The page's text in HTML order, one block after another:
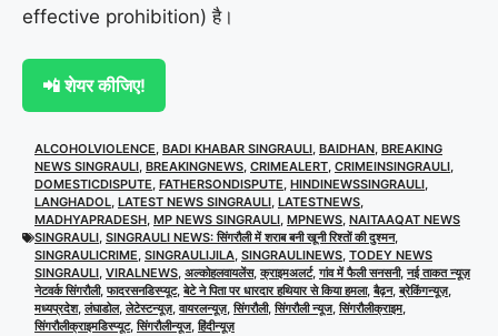
effective prohibition) है।
📲 शेयर कीजिए!
ALCOHOLVIOLENCE, BADI KHABAR SINGRAULI, BAIDHAN, BREAKING
NEWS SINGRAULI, BREAKINGNEWS, CRIMEALERT, CRIMEINSINGRAULI,
DOMESTICDISPUTE, FATHERSONDISPUTE, HINDINEWSSINGRAULI,
LANGHADOL, LATEST NEWS SINGRAULI, LATESTNEWS,
MADHYAPRADESH, MP NEWS SINGRAULI, MPNEWS, NAITAAQAT NEWS
SINGRAULI, SINGRAULI NEWS: सिंगरौली में शराब बनी खूनी रिश्तों की दुश्मन,
SINGRAULICRIME, SINGRAULIJILA, SINGRAULINEWS, TODEY NEWS
SINGRAULI, VIRALNEWS, अल्कोहलवायलेंस,क्राइमअलर्ट,गांव में फैली सनसनी,नई ताकत न्यूज़
नेटवर्क सिंगरौली,फादरसनडिस्प्यूट,बेटे ने पिता पर धारदार हथियार से किया हमला,बैढ़न,ब्रेकिंगन्यूज़,
मध्यप्रदेश,लंघाडोल,लेटेस्टन्यूज़,वायरलन्यूज़,सिंगरौली,सिंगरौली न्यूज,सिंगरौलीक्राइम,
सिंगरौलीक्राइमडिस्प्यूट,सिंगरौलीन्यूज,हिंदीन्यूज़